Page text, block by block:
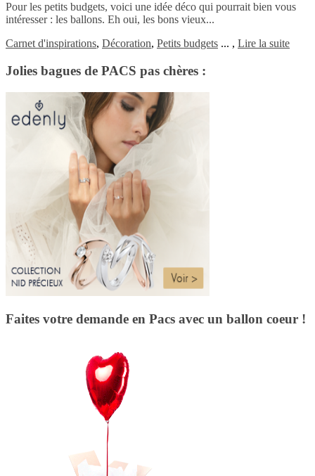
Pour les petits budgets, voici une idée déco qui pourrait bien vous
intéresser : les ballons. Eh oui, les bons vieux...
Carnet d'inspirations, Décoration, Petits budgets ... , Lire la suite
Jolies bagues de PACS pas chères :
Faites votre demande en Pacs avec un ballon coeur !